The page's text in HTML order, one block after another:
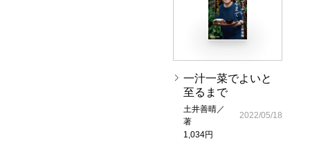
一汁一菜でよいと
至るまで
土井善晴／
著
1,034円
2022/05/18